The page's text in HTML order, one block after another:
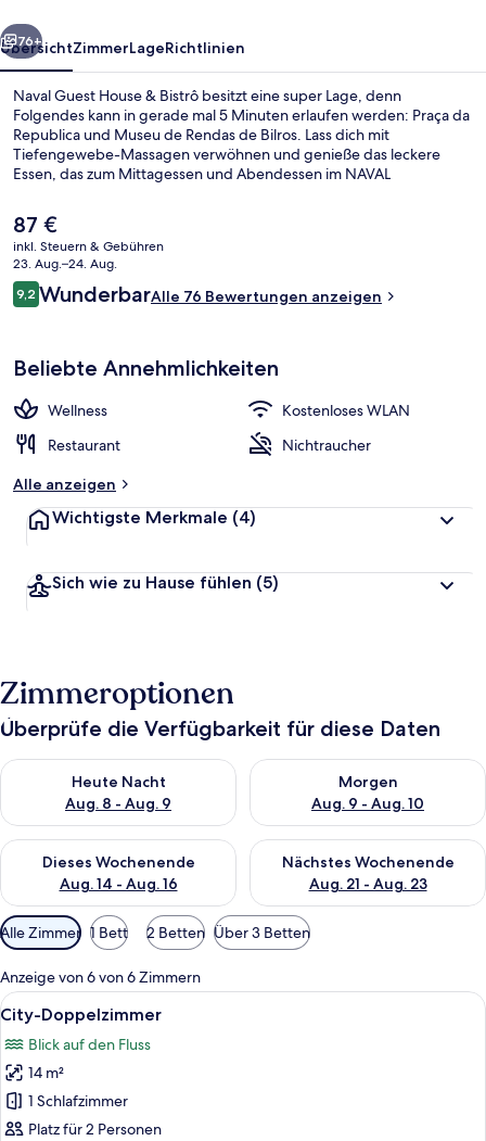
Weiter
76+
ÜbersichtZimmerLageRichtlinien
Naval Guest House & Bistrô besitzt eine super Lage, denn
Folgendes kann in gerade mal 5 Minuten erlaufen werden: Praça da
Republica und Museu de Rendas de Bilros. Lass dich mit
Tiefengewebe-Massagen verwöhnen und genieße das leckere
Essen, das zum Mittagessen und Abendessen im NAVAL
Auto höchstens 10 Minuten entfernt: Aquädukt von Vila do Conde
und Casino da Povoa. Die Unterkunft ist nur einen kurzen Fußmarsch
von den öffentlichen Verkehrsmitteln entfernt: Zur U-Bahn läuft
man 9 Minuten (Station Santa Clara) bzw. 14 Minuten (Station Vila do
Conde).
Der
aktuelle
Preis
beträgt
87 €.
87 €
inkl. Steuern & Gebühren
23. Aug.–24. Aug.
Bewertungen
9,29,2 von 10.
WunderbarAlle 76 Bewertungen anzeigen
Beliebte Annehmlichkeiten
Wellness
Kostenloses WLAN
Restaurant
Nichtraucher
Alle anzeigen
Wichtigste Merkmale (4)
Sich wie zu Hause fühlen (5)
Zimmeroptionen
Überprüfe die Verfügbarkeit für diese Daten
Heute Nacht
Aug. 8 - Aug. 9
Überprüfe die Verfügbarkeit für heute Nacht, Aug. 8 - Aug. 9.
Morgen
Aug. 9 - Aug. 10
Überprüfe die Verfügbarkeit
Dieses Wochenende
Aug. 14 - Aug. 16
Überprüfe die Verfügbarkeit für dieses Wochenende, Aug. 14
Nächstes Wochenende
Aug. 21 - Aug. 23
Überprüfe die Verfügbarkeit
Verfügbare
Filter
für
Zimmer
Alle Zimmer 1 Bett 2 Betten Über 3 Betten
Anzeige von 6 von 6 Zimmern
Alle
Fotos
für
City-
Doppelzimmer
anzeigen
Ein modernes Hotelzimmer mit Bett,
12
City-Doppelzimmer
Blick auf den Fluss
14 m²
1 Schlafzimmer
Platz für 2 Personen